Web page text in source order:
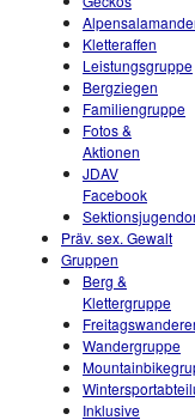
Kletteraffen
Leistungsgruppe
Bergziegen
Familiengruppe
Fotos &
Aktionen
JDAV
Facebook
Präv. sex. Gewalt
Gruppen
Berg &
Klettergruppe
Wandergruppe
Inklusive